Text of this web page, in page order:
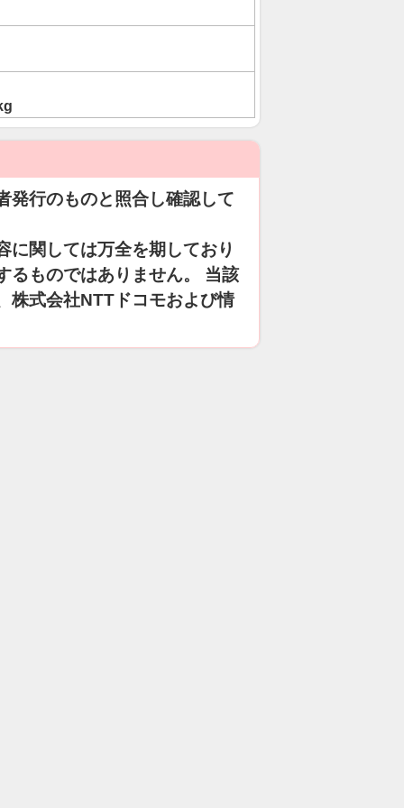
発行のものと照合し確認して
に関しては万全を期しており
るものではありません。 当該
株式会社NTTドコモおよび情